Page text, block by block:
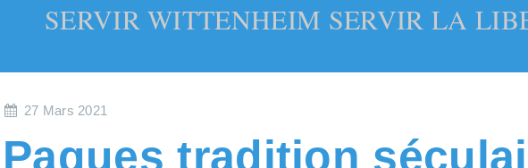
SERVIR WITTENHEIM SERVIR LA
27 Mars 2021
Paques tradition